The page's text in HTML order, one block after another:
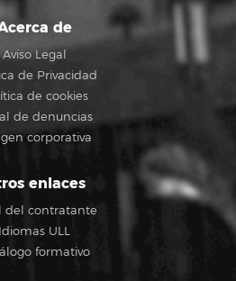
de
Aviso Legal
de Privacidad
de cookies
de denuncias
corporativa
enlaces
del contratante
Idiomas ULL
formativo